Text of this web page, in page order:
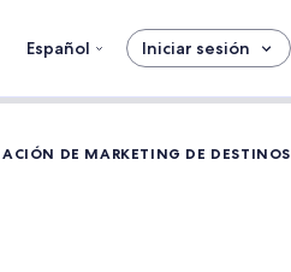
Español Iniciar sesión
DE MARKETING DE DESTINOS